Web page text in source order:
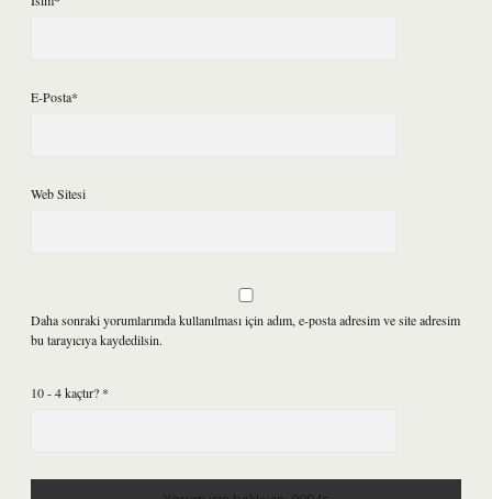
E-Posta*
Web Sitesi
Daha sonraki yorumlarımda kullanılması için adım, e-posta adresim ve site adresim
bu tarayıcıya kaydedilsin.
10 - 4 kaçtır? *